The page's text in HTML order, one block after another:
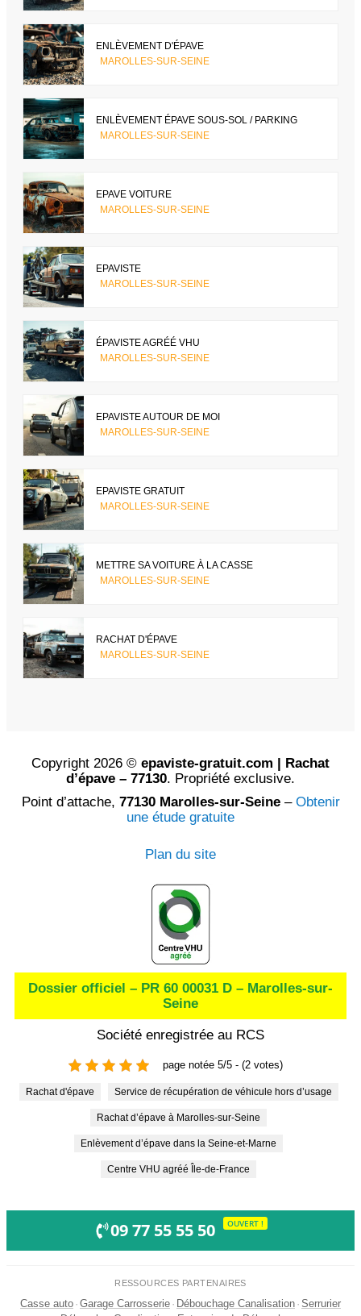
ENLÈVEMENT D'ÉPAVE
MAROLLES-SUR-SEINE
ENLÈVEMENT ÉPAVE SOUS-SOL / PARKING
MAROLLES-SUR-SEINE
EPAVE VOITURE
MAROLLES-SUR-SEINE
EPAVISTE
MAROLLES-SUR-SEINE
ÉPAVISTE AGRÉÉ VHU
MAROLLES-SUR-SEINE
EPAVISTE AUTOUR DE MOI
MAROLLES-SUR-SEINE
EPAVISTE GRATUIT
MAROLLES-SUR-SEINE
METTRE SA VOITURE À LA CASSE
MAROLLES-SUR-SEINE
RACHAT D'ÉPAVE
MAROLLES-SUR-SEINE
Copyright 2026 © epaviste-gratuit.com | Rachat
d’épave – 77130. Propriété exclusive.
Point d’attache, 77130 Marolles-sur-Seine– Obtenir
une étude gratuite
Plan du site
Dossier officiel – PR 60 00031 D – Marolles-sur-
Seine
Société enregistrée au RCS
page notée 5/5 - (2 votes)
Rachat d'épave Service de récupération de véhicule hors d’usage
Rachat d’épave à Marolles-sur-Seine
Enlèvement d’épave dans la Seine-et-Marne
Centre VHU agréé Île-de-France
09 77 55 55 50 OUVERT !
RESSOURCES PARTENAIRES
Casse auto · Garage Carrosserie · Débouchage Canalisation · Serrurier